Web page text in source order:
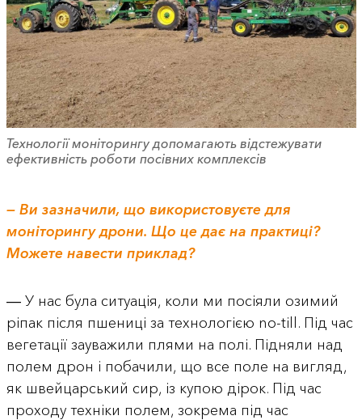
Технології моніторингу допомагають відстежувати
ефективність роботи посівних комплексів
— Ви зазначили, що використовуєте для
моніторингу дрони. Що це дає на практиці?
Можете навести приклад?
― У нас була ситуація, коли ми посіяли озимий
ріпак після пшениці за технологією no-till. Під час
вегетації зауважили плями на полі. Підняли над
полем дрон і побачили, що все поле на вигляд,
як швейцарський сир, із купою дірок. Під час
проходу техніки полем, зокрема під час